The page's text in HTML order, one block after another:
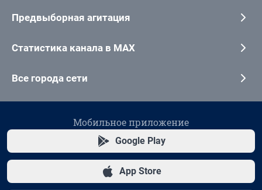
Предвыборная агитация
Статистика канала в MAX
Все города сети
Мобильное приложение
Google Play
App Store